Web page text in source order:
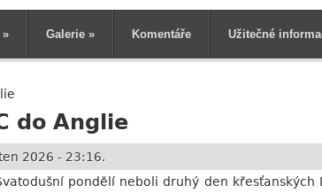
» Galerie » Komentáře Užitečné
do Anglie
2026 - 23:16.
pondělí neboli druhý den